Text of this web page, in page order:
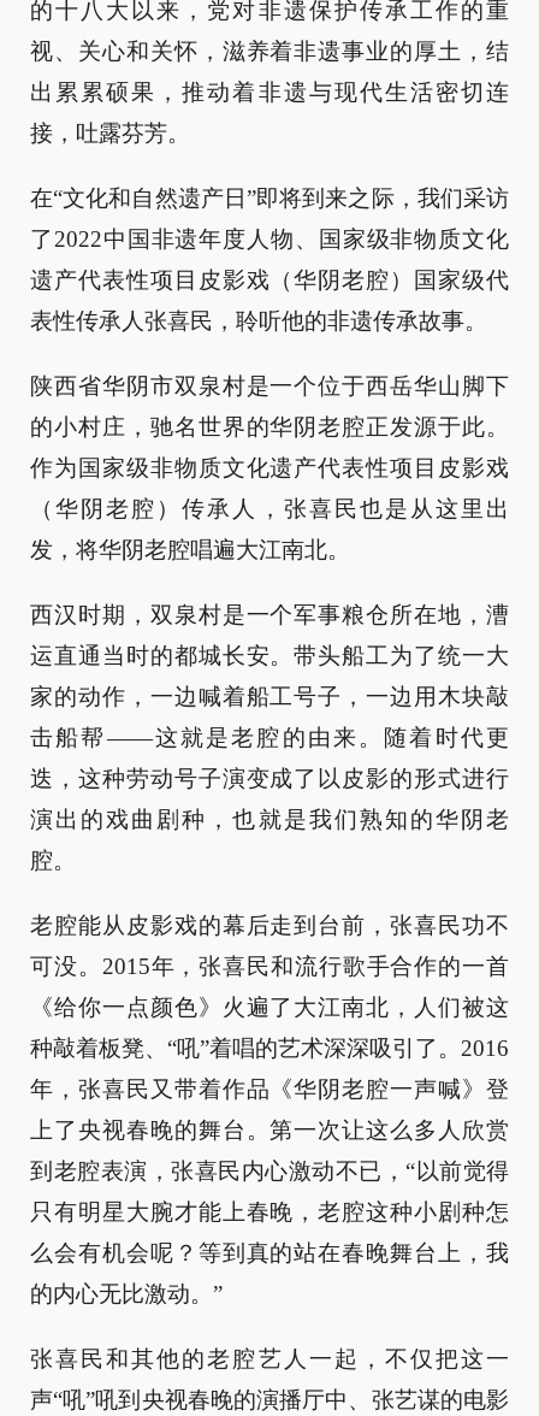
的十八大以来，党对非遗保护传承工作的重
视、关心和关怀，滋养着非遗事业的厚土，结
出累累硕果，推动着非遗与现代生活密切连
接，吐露芬芳。
在“文化和自然遗产日”即将到来之际，我们采访
了2022中国非遗年度人物、国家级非物质文化
遗产代表性项目皮影戏（华阴老腔）国家级代
表性传承人张喜民，聆听他的非遗传承故事。
陕西省华阴市双泉村是一个位于西岳华山脚下
的小村庄，驰名世界的华阴老腔正发源于此。
作为国家级非物质文化遗产代表性项目皮影戏
（华阴老腔）传承人，张喜民也是从这里出
发，将华阴老腔唱遍大江南北。
西汉时期，双泉村是一个军事粮仓所在地，漕
运直通当时的都城长安。带头船工为了统一大
家的动作，一边喊着船工号子，一边用木块敲
击船帮——这就是老腔的由来。随着时代更
迭，这种劳动号子演变成了以皮影的形式进行
演出的戏曲剧种，也就是我们熟知的华阴老
腔。
老腔能从皮影戏的幕后走到台前，张喜民功不
可没。2015年，张喜民和流行歌手合作的一首
《给你一点颜色》火遍了大江南北，人们被这
种敲着板凳、“吼”着唱的艺术深深吸引了。2016
年，张喜民又带着作品《华阴老腔一声喊》登
上了央视春晚的舞台。第一次让这么多人欣赏
到老腔表演，张喜民内心激动不已，“以前觉得
只有明星大腕才能上春晚，老腔这种小剧种怎
么会有机会呢？等到真的站在春晚舞台上，我
的内心无比激动。”
张喜民和其他的老腔艺人一起，不仅把这一
声“吼”吼到央视春晚的演播厅中、张艺谋的电影